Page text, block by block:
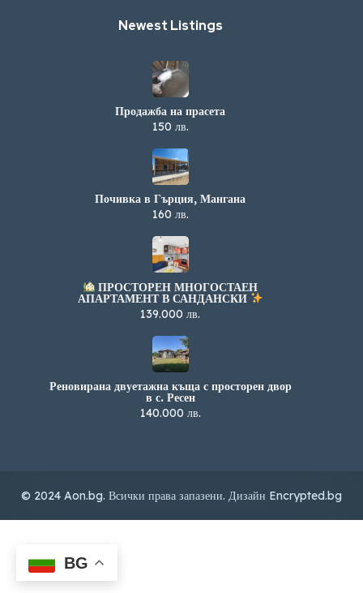
Newest Listings​
Продажба на прасета
150 лв.
Почивка в Гърция, Мангана
160 лв.
ПРОСТОРЕН МНОГОСТАЕН
АПАРТАМЕНТ В САНДАНСКИ
139.000 лв.
Реновирана двуетажна къща с просторен двор
в с. Ресен
140.000 лв.
© 2024 Aon.bg. Всички права запазени. Дизайн Encrypted.bg
BG